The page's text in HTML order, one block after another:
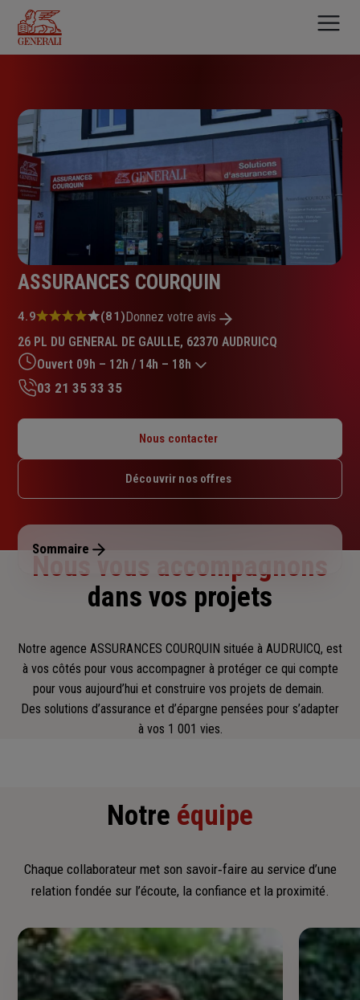
contenu
principal
ASSURANCES COURQUIN
Note
4.9
sur
5
étoiles
4.9 (81)Donnez votre avis
26 PL DU GENERAL DE GAULLE, 62370 AUDRUICQ
Ouvert 09h – 12h / 14h – 18h
Mardi : 09h – 12h / 14h – 18h
Jeudi : 09h – 12h / 14h – 18h
Dimanche : Fermé
03 21 35 33 35
Nous contacter
Découvrir nos offres
Sommaire
Nous vous accompagnons
dans vos projets
Notre agence ASSURANCES COURQUIN située à AUDRUICQ, est
à vos côtés pour vous accompagner à protéger ce qui compte
pour vous aujourd’hui et construire vos projets de demain.
Des solutions d’assurance et d’épargne pensées pour s’adapter
à vos 1 001 vies.
Notre équipe
Chaque collaborateur met son savoir‑faire au service d’une
relation fondée sur l’écoute, la confiance et la proximité.